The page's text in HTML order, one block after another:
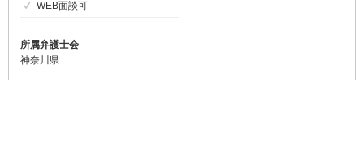
WEB面談可
所属弁護士会
神奈川県